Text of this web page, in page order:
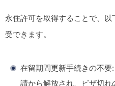
永住許可を取得することで、
受できます。
在留期間更新手続きの不要
請から解放され、ビザ切れ